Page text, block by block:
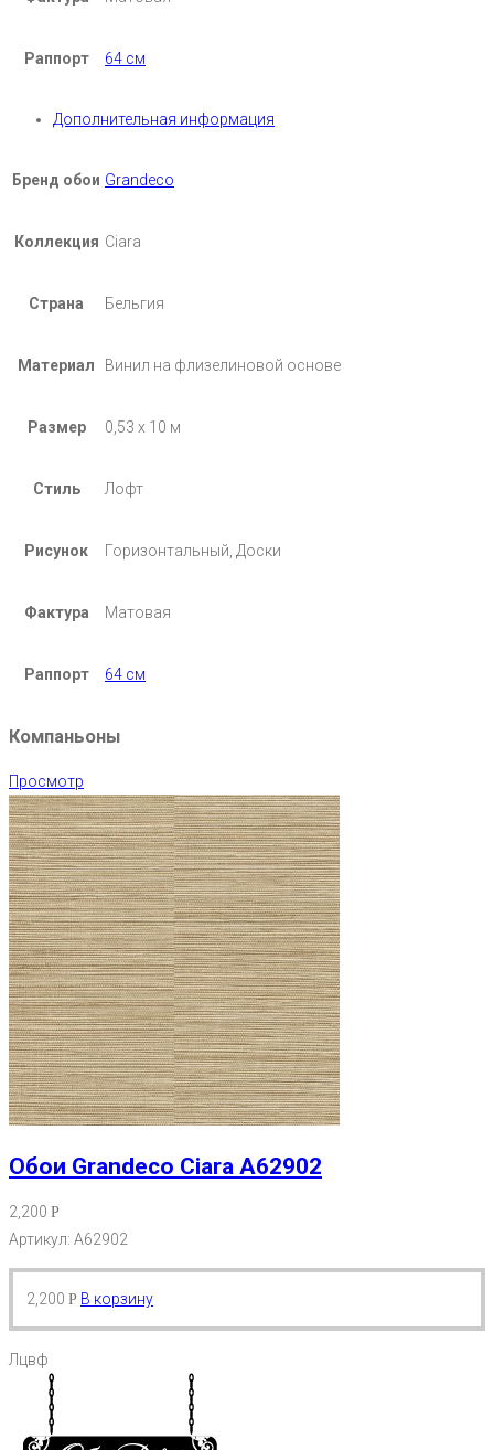
Раппорт 64 см
Дополнительная информация
Бренд обои Grandeco
Коллекция Ciara
Страна Бельгия
Материал Винил на флизелиновой основе
Размер 0,53 х 10 м
Стиль Лофт
Рисунок Горизонтальный, Доски
Фактура Матовая
Раппорт 64 см
Компаньоны
Просмотр
Обои Grandeco Ciara A62902
2,200 Р
Артикул: A62902
2,200 Р В корзину
Лцвф